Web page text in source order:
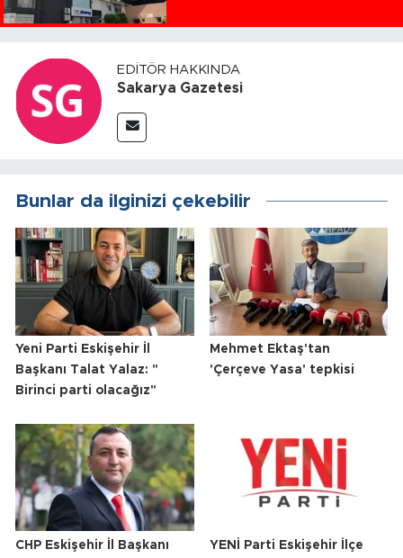
EDITÖR HAKKINDA
Sakarya Gazetesi
Bunlar da ilginizi çekebilir
Yeni Parti Eskişehir İl
Başkanı Talat Yalaz: "
Birinci parti olacağız"
Mehmet Ektaş'tan
'Çerçeve Yasa' tepkisi
CHP Eskişehir İl Başkanı
YENİ Parti Eskişehir İlçe